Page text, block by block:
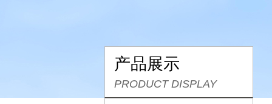
产品展示
PRODUCT DISPLAY